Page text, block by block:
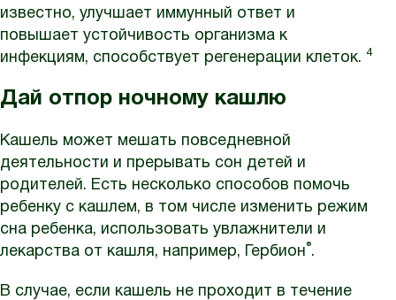
известно, улучшает иммунный ответ и
повышает устойчивость организма к
инфекциям, способствует регенерации клеток. 4
Дай отпор ночному кашлю
Кашель может мешать повседневной
деятельности и прерывать сон детей и
родителей. Есть несколько способов помочь
ребенку с кашлем, в том числе изменить режим
сна ребенка, использовать увлажнители и
лекарства от кашля, например, Гербион®.
В случае, если кашель не проходит в течение